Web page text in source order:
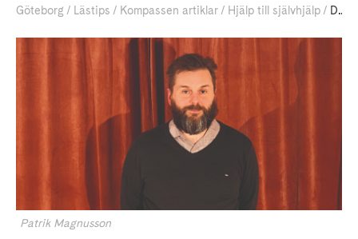
Göteborg Lästips Kompassen artiklar Hjälp till självhjälp Del 2 - LSS och SoL, Vad ingår och vem är berättigad?
Patrik Magnusson